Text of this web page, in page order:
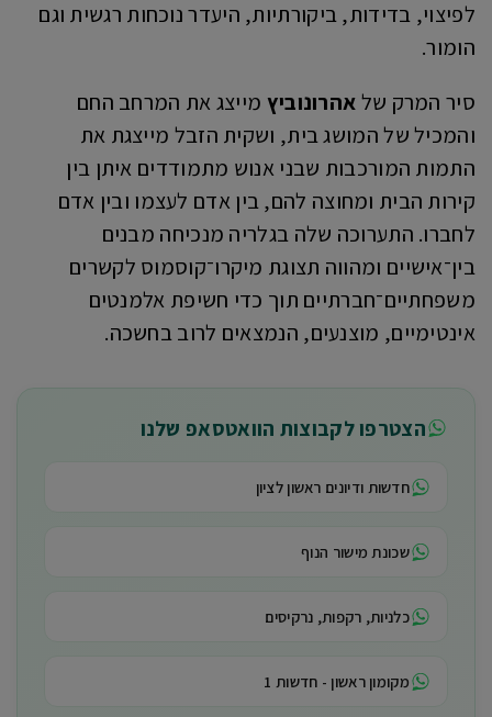
לפיצוי, בדידות, ביקורתיות, היעדר נוכחות רגשית וגם
הומור.
סיר המרק שלאהרונוביץ מייצג את המרחב החם
והמכיל של המושג בית, ושקית הזבל מייצגת את
התמות המורכבות שבני אנוש מתמודדים איתן בין
קירות הבית ומחוצה להם, בין אדם לעצמו ובין אדם
לחברו. התערוכה שלה בגלריה מנכיחה מבנים
בין־אישיים ומהווה תצוגת מיקרו־קוסמוס לקשרים
משפחתיים־חברתיים תוך כדי חשיפת אלמנטים
אינטימיים, מוצנעים, הנמצאים לרוב בחשכה.
הצטרפו לקבוצות הוואטסאפ שלנו
חדשות ודיונים ראשון לציון
שכונת מישור הנוף
כלניות, רקפות, נרקיסים
מקומון ראשון - חדשות 1